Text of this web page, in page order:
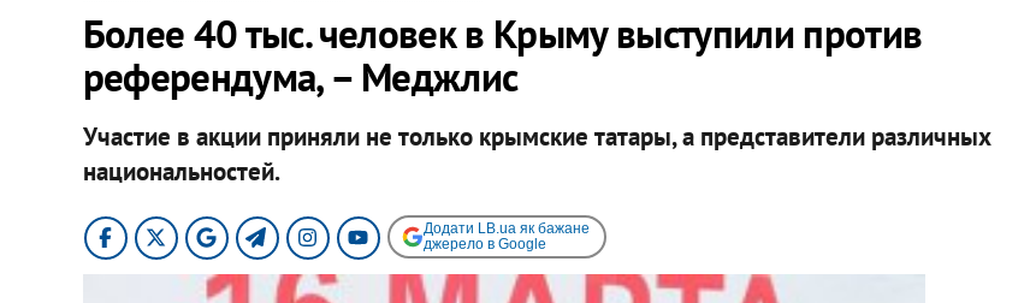
Более 40 тыс. человек в Крыму выступили против
референдума, – Меджлис
Участие в акции приняли не только крымские татары, а представители различных
национальностей.
Додати LB.ua як бажане
джерело в Google